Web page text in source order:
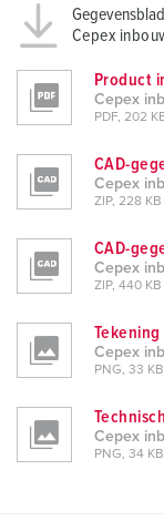
Cepex
Product
Cepex
PDF, 202
CAD-
Cepex
ZIP, 228 KB
CAD-
Cepex
ZIP, 440 KB
Cepex
PNG, 33 KB
Cepex
PNG, 34 KB